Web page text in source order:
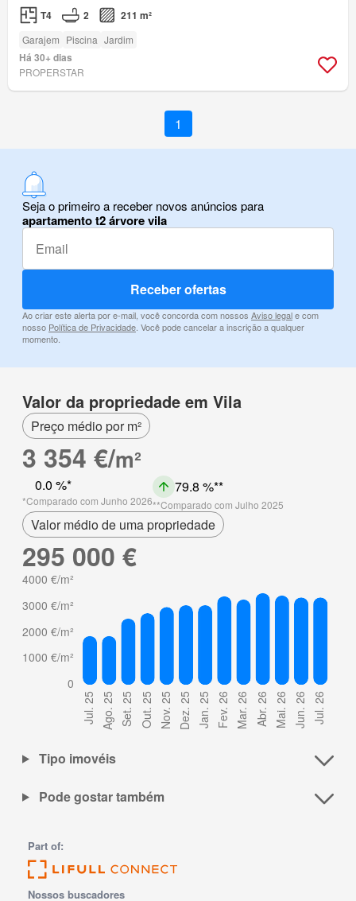
T4 2 211 m²
Garajem Piscina Jardim
Há 30+ dias
PROPERSTAR
1
Seja o primeiro a receber novos anúncios para
apartamento t2 árvore vila
Receber ofertas
Ao criar este alerta por e-mail, você concorda com nossos Aviso legale com
nosso Política de Privacidade . Você pode cancelar a inscrição a qualquer
momento.
Valor da propriedade em Vila
Preço médio por m²
3 354 €/m²
0.0 %
Comparado com Junho 2026
79.8 %
Comparado com Julho 2025
Valor médio de uma propriedade
295 000 €
Tipo imovéis
Pode gostar também
Part of:
Nossos buscadores